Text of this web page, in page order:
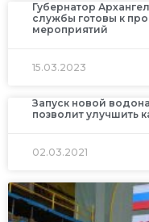
Губернатор
службы готовы к
мероприятий
15.03.2023
Запуск новой
позволит улучшить
02.03.2021